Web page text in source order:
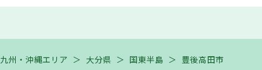
九州・沖縄エリア ＞ 大分県 ＞ 国東半島 ＞ 豊後高田市